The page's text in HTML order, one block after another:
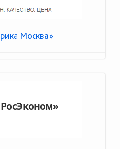
Москва»